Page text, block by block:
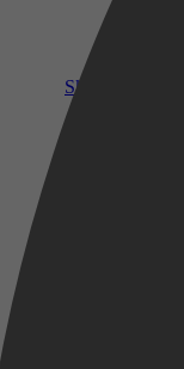
SkyShowtime